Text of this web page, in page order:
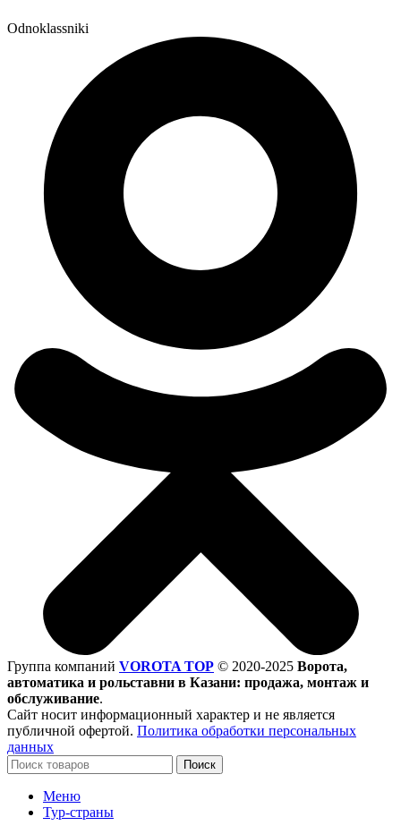
Odnoklassniki
Группа компаний VOROTA TOP © 2020-2025 Ворота,
автоматика и рольставни в Казани: продажа, монтаж и
обслуживание.
Сайт носит информационный характер и не является
публичной офертой. Политика обработки персональных
данных
Поиск
Меню
Тур-страны